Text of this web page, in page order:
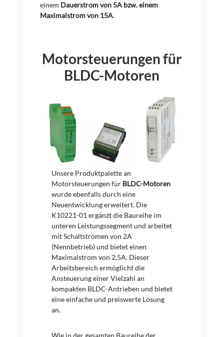
einem Dauerstrom von 5A bzw. einem
Maximalstrom von 15A.
Motorsteuerungen für
BLDC-Motoren
Unsere Produktpalette an
Motorsteuerungen für BLDC-Motoren
wurde ebenfalls durch eine
Neuentwicklung erweitert. Die
K10221-01 ergänzt die Baureihe im
unteren Leistungssegment und arbeitet
mit Schaltströmen von 2A
(Nennbetrieb) und bietet einen
Maximalstrom von 2,5A. Dieser
Arbeitsbereich ermöglicht die
Ansteuerung einer Vielzahl an
kompakten BLDC-Antrieben und bietet
eine einfache und preiswerte Lösung
an.